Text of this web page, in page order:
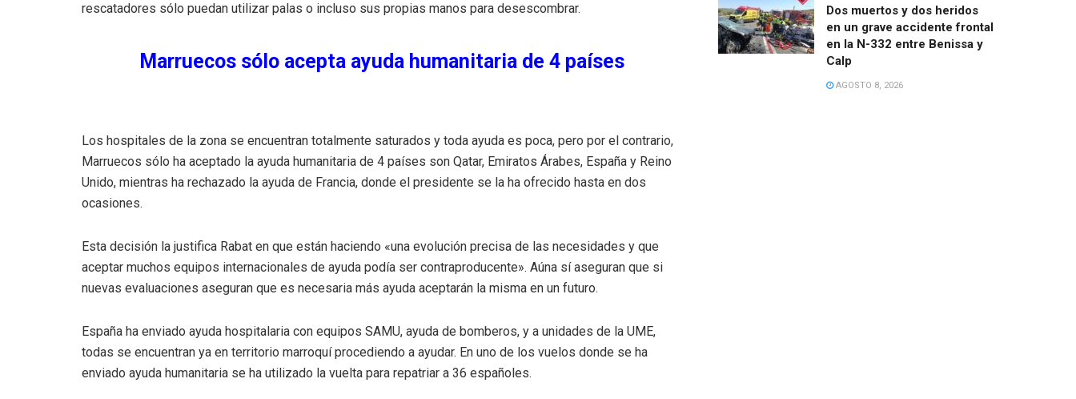
rescatadores sólo puedan utilizar palas o incluso sus propias manos para desescombrar.
Marruecos sólo acepta ayuda humanitaria de 4 países
Los hospitales de la zona se encuentran totalmente saturados y toda ayuda es poca, pero por el contrario,
Marruecos sólo ha aceptado la ayuda humanitaria de 4 países son Qatar, Emiratos Árabes, España y Reino
Unido, mientras ha rechazado la ayuda de Francia, donde el presidente se la ha ofrecido hasta en dos
ocasiones.
Esta decisión la justifica Rabat en que están haciendo «una evolución precisa de las necesidades y que
aceptar muchos equipos internacionales de ayuda podía ser contraproducente». Aúna sí aseguran que si
nuevas evaluaciones aseguran que es necesaria más ayuda aceptarán la misma en un futuro.
España ha enviado ayuda hospitalaria con equipos SAMU, ayuda de bomberos, y a unidades de la UME,
todas se encuentran ya en territorio marroquí procediendo a ayudar. En uno de los vuelos donde se ha
enviado ayuda humanitaria se ha utilizado la vuelta para repatriar a 36 españoles.
Dos muertos y dos heridos
en un grave accidente frontal
en la N-332 entre Benissa y
Calp
AGOSTO 8, 2026